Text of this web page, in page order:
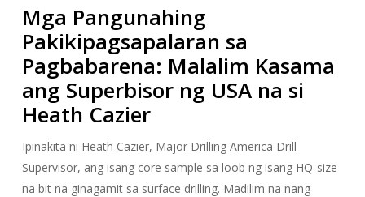
Mga Pangunahing
Pakikipagsapalaran sa
Pagbabarena: Malalim Kasama
ang Superbisor ng USA na si
Heath Cazier
Ipinakita ni Heath Cazier, Major Drilling America Drill
Supervisor, ang isang core sample sa loob ng isang HQ-size
na bit na ginagamit sa surface drilling. Madilim na nang